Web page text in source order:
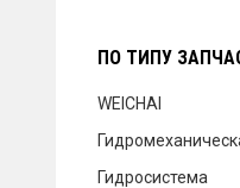
ПО ТИПУ
WEICHAI
Гидросистема